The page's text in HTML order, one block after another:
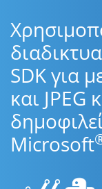
SDK για
και JPEG
Microsoft